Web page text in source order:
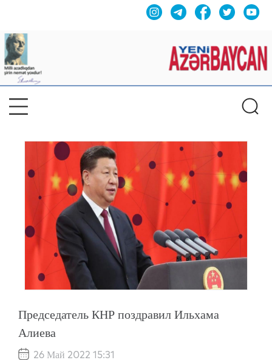
Председатель КНР поздравил Ильхама
Алиева
26 Май 2022 15:31